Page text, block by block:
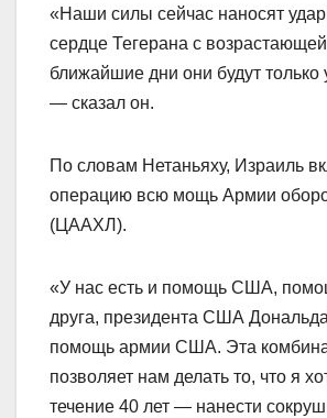
«Наши силы сейчас наносят
сердце Тегерана с
ближайшие дни они будут только
— сказал он.
По словам Нетаньяху, Израиль
операцию всю мощь Армии
(ЦААХЛ).
«У нас есть и помощь США,
друга, президента США
помощь армии США. Эта
позволяет нам делать то, что я
течение 40 лет — нанести